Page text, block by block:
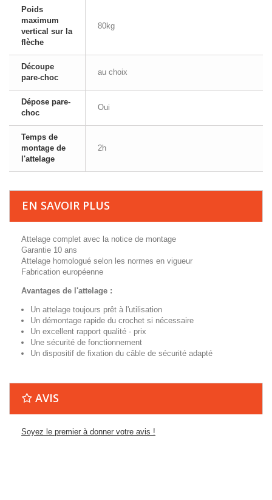
Poids
maximum
vertical sur la
flèche
80kg
Découpe
pare-choc
au choix
Dépose pare-
choc
Oui
Temps de
montage de
l'attelage
2h
EN SAVOIR PLUS
Attelage complet avec la notice de montage
Garantie 10 ans
Attelage homologué selon les normes en vigueur
Fabrication européenne
Avantages de l'attelage :
Un attelage toujours prêt à l'utilisation
Un démontage rapide du crochet si nécessaire
Un excellent rapport qualité - prix
Une sécurité de fonctionnement
Un dispositif de fixation du câble de sécurité adapté
AVIS
Soyez le premier à donner votre avis !